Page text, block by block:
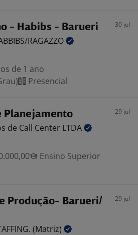
- Habibs - Barueri 30 jul
RAGAZZO
de 1 ano
Presencial
Planejamento 29 jul
de Call Center LTDA
Ensino Superior
Produção- Barueri/
29 jul
(Matriz)